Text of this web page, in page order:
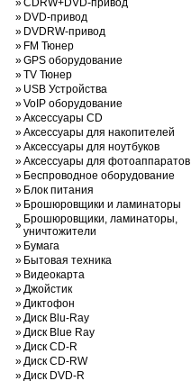
»CDRW+DVD-привод
» DVD-привод
» DVDRW-привод
» FM Тюнер
»GPS оборудование
»TV Тюнер
» USB Устройства
»VoIP оборудование
»Аксессуары CD
»Аксессуары для накопителей
»Аксессуары для ноутбуков
»Аксессуары для фотоаппаратов
» Беспроводное оборудование
» Блок питания
» Брошюровщики и ламинаторы
» Брошюровщики, ламинаторы,
уничтожители
» Бумага
» Бытовая техника
» Видеокарта
»Джойстик
»Диктофон
»Диск Blu-Ray
»Диск Blue Ray
»Диск CD-R
»Диск CD-RW
»Диск DVD-R